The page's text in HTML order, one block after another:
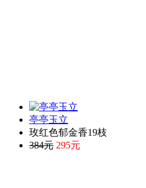
亭亭玉立
玫红色郁金香19枝
384元 295元